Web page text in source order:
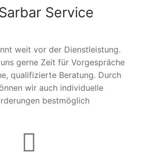
Service
weit vor der Dienstleistung.
gerne Zeit für Vorgespräche
qualifizierte Beratung. Durch
wir auch individuelle
bestmöglich